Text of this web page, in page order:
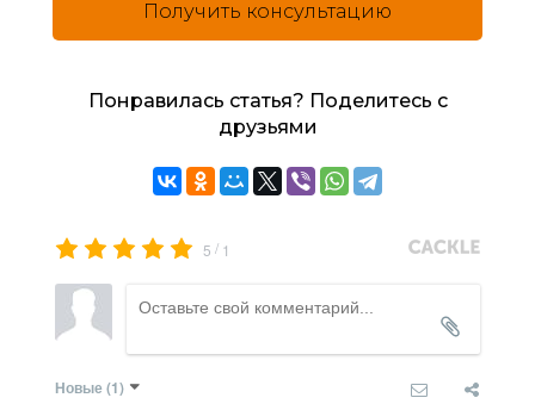
Получить консультацию
Понравилась статья? Поделитесь с
друзьями
5 / 1
Новые (1)